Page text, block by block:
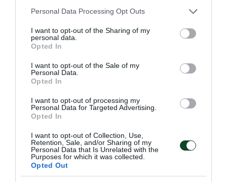
Please note that this website/app uses one or more Google
not limited to your visit or usage behaviour. You may click to
grant or deny consent to Google and its third-party tags to
use your data for below specified purposes in below Google
consent section.
Personal Data Processing Opt Outs
I want to opt-out of the Sharing of my
personal data.
Opted In
I want to opt-out of the Sale of my
Personal Data.
Opted In
I want to opt-out of processing my
Personal Data for Targeted Advertising.
Opted In
I want to opt-out of Collection, Use,
Retention, Sale, and/or Sharing of my
Personal Data that Is Unrelated with the
Purposes for which it was collected.
Opted Out
Η Εθνική στον τελικό με 7
«πράσινα» γκολ!
Ο Παναθηναϊκός αποτελεί πλέον κεντρικό αιμοδότη της
Εθνικής και στο πόλο και οι «πράσινοι» οδήγησαν τη
«γαλανόλευκη» στον τελικό, δείχνοντας ότι ο Σύλλογος
αποτελεί το παρόν και το μέλλον του αντιπροσωπευτικού
συγκροτήματος.
25.07.2026 ΠΟΛΟ ΑΝΔΡΩΝ